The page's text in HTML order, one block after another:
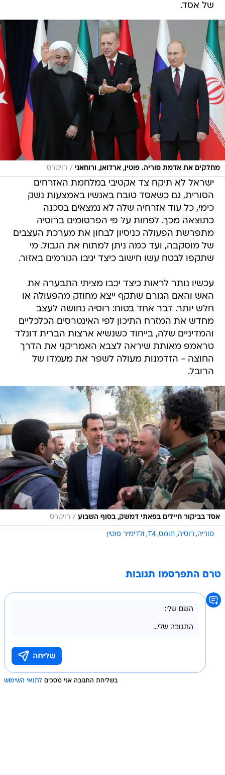
של אסד.
מחלקים את אדמת סוריה. פוטין, ארדואן, ורוחאני / רויטרס
ישראל לא תיקח צד אקטיבי במלחמת האזרחים
הסורית, גם כשאסד טובח באנשיו באמצעות נשק
כימי, כל עוד אזרחיה שלה לא נמצאים בסכנה
כתוצאה מכך. לפחות על פי הפרסומים ברוסיה
מתפרשת הפעולה כניסיון לבחון את מערכת העצבים
של מוסקבה, ועד כמה ניתן למתוח את הגבול. מי
שתקפו לבטח עשו חישוב כיצד יגיבו הגורמים באזור.
עכשיו נותר לראות כיצד יכבו מציתי התבערה את
האש והאם הגורם שתקף ייצא מחוזק מהפעולה או
חלש יותר. דבר אחד בטוח: רוסיה נחושה לעצב
מחדש את המזרח התיכון לפי האינטרסים הכלכליים
והמדיניים שלה, בייחוד כשנשיא ארצות הברית דונלד
טראמפ מאותת שיראה לצבא האמריקני את הדרך
החוצה - הזדמנות מעולה לשפר את מעמדו של
הרובל.
אסד בביקור חיילים בפאתי דמשק, בסוף השבוע / רויטרס
סוריה רוסיה חומס T4 ולדימיר פוטין
טרם התפרסמו תגובות
בשליחת התגובה אני מסכים לתנאי השימוש